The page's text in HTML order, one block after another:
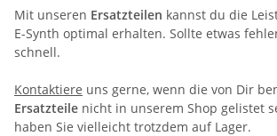
Mit unseren Ersatzteilen kannst du die
E-Synth optimal erhalten. Sollte etwas
schnell.
Kontaktiere uns gerne, wenn die von Dir
Ersatzteile nicht in unserem Shop gelistet
haben Sie vielleicht trotzdem auf Lager.